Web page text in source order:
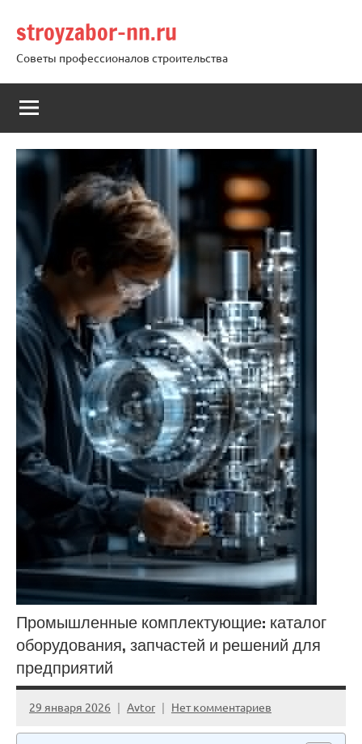
содержимому
stroyzabor-nn.ru
Советы профессионалов строительства
Промышленные комплектующие: каталог
оборудования, запчастей и решений для
предприятий
29 января 2026 Avtor Нет комментариев